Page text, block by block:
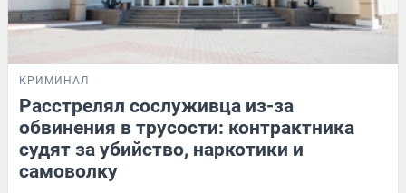
КРИМИНАЛ
Расстрелял сослуживца из-за
обвинения в трусости: контрактника
судят за убийство, наркотики и
самоволку